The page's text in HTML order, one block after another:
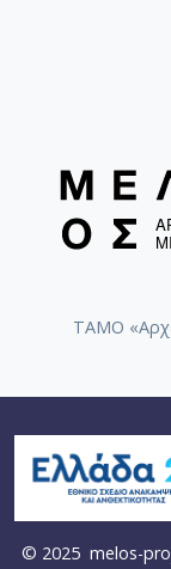
ΤΑΜΟ
© 2025 melos-